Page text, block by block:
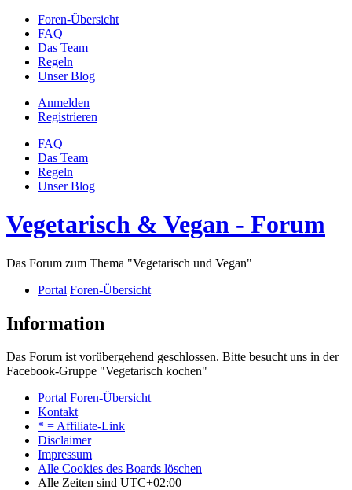
Foren-Übersicht
FAQ
Das Team
Regeln
Unser Blog
Anmelden
Registrieren
FAQ
Das Team
Regeln
Unser Blog
Vegetarisch & Vegan - Forum
Das Forum zum Thema "Vegetarisch und Vegan"
Portal Foren-Übersicht
Information
Das Forum ist vorübergehend geschlossen. Bitte besucht uns in der
Facebook-Gruppe "Vegetarisch kochen"
Portal Foren-Übersicht
Kontakt
* = Affiliate-Link
Disclaimer
Impressum
Alle Cookies des Boards löschen
Alle Zeiten sind UTC+02:00